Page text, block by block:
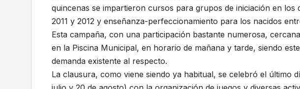
quincenas se impartieron cursos para grupos de iniciación en los
2011 y 2012 y enseñanza-perfeccionamiento para los nacidos
Esta campaña, con una participación bastante numerosa,
en la Piscina Municipal, en horario de mañana y tarde, siendo
demanda existente al respecto.
La clausura, como viene siendo ya habitual, se celebró el último